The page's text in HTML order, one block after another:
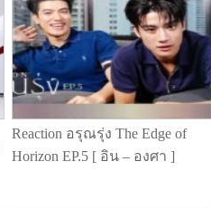
Reaction อรุณรุ่ง The Edge of
Horizon EP.5 [ อิน – องศา ]